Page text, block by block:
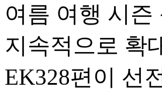
여름 여행 시
지속적으로 확
EK328편이 선